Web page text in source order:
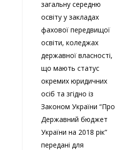
загальну середню
освіту у закладах
фахової передвищої
освіти, коледжах
державної власності,
що мають статус
окремих юридичних
осіб та згідно із
Законом України “Про
Державний бюджет
України на 2018 рік”
передані для